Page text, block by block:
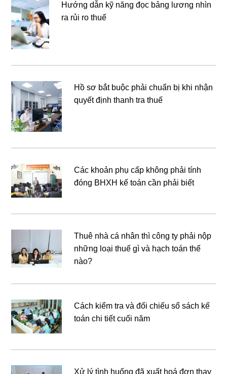
Hướng dẫn kỹ năng đọc bảng lương nhìn
ra rủi ro thuế
Hồ sơ bắt buộc phải chuẩn bị khi nhận
quyết định thanh tra thuế
Các khoản phụ cấp không phải tính
đóng BHXH kế toán cần phải biết
Thuê nhà cá nhân thì công ty phải nộp
những loại thuế gì và hạch toán thế
nào?
Cách kiểm tra và đối chiếu sổ sách kế
toán chi tiết cuối năm
Xử lý tình huống đã xuất hoá đơn thay